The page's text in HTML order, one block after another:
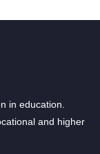
in education.
and higher